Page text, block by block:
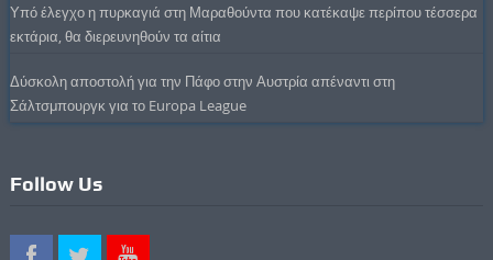
Υπό έλεγχο η πυρκαγιά στη Μαραθούντα που κατέκαψε περίπου τέσσερα
εκτάρια, θα διερευνηθούν τα αίτια
Δύσκολη αποστολή για την Πάφο στην Αυστρία απέναντι στη
Σάλτσμπουργκ για το Europa League
Follow Us